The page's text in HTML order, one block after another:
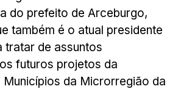
do prefeito de Arceburgo,
também é o atual presidente
tratar de assuntos
futuros projetos da
da Microrregião da